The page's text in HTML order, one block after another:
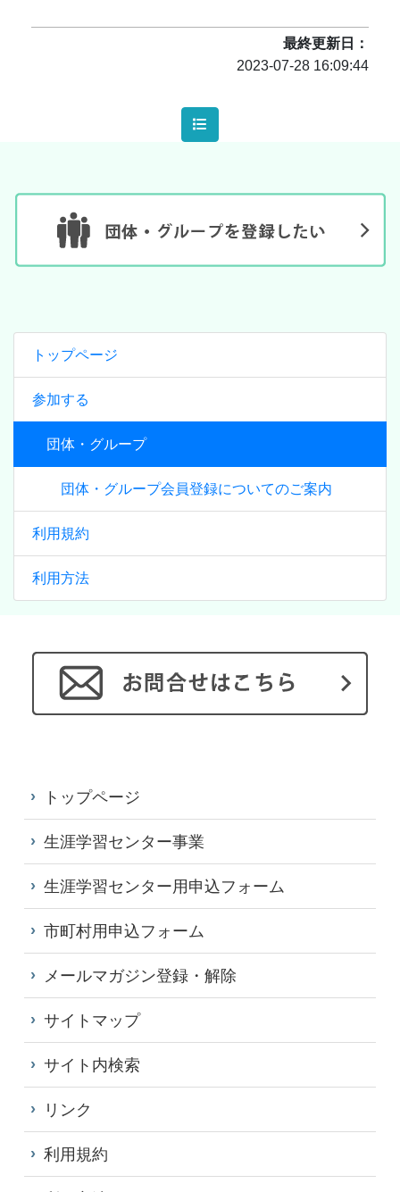
トップページ
参加する
団体・グループ
団体・グループ会員登録についてのご案内
利用規約
利用方法
最終更新日
2023-07-28 16:09:44
トップページ
生涯学習センター事業
生涯学習センター用申込フォーム
市町村用申込フォーム
メールマガジン登録・解除
サイトマップ
サイト内検索
リンク
利用規約